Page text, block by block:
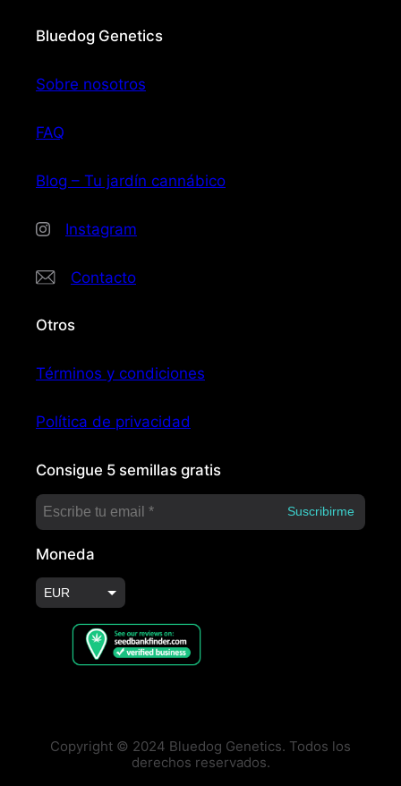
Bluedog Genetics
Sobre nosotros
FAQ
Blog – Tu jardín cannábico
Instagram
Contacto
Otros
Términos y condiciones
Política de privacidad
Consigue 5 semillas gratis
Moneda
EUR
Copyright © 2024 Bluedog Genetics. Todos los
derechos reservados.